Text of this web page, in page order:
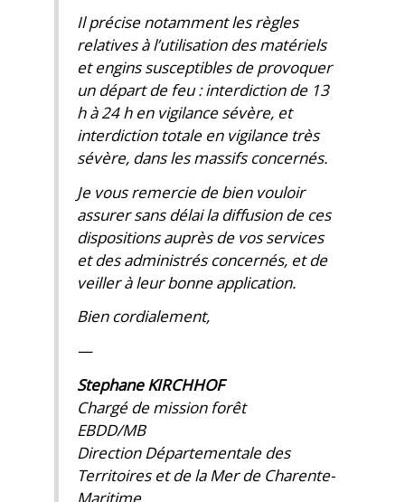
Il précise notamment les règles
relatives à l’utilisation des matériels
et engins susceptibles de provoquer
un départ de feu : interdiction de 13
h à 24 h en vigilance sévère, et
interdiction totale en vigilance très
sévère, dans les massifs concernés.
Je vous remercie de bien vouloir
assurer sans délai la diffusion de ces
dispositions auprès de vos services
et des administrés concernés, et de
veiller à leur bonne application.
Bien cordialement,
—
Stephane KIRCHHOF
Chargé de mission forêt
EBDD/MB
Direction Départementale des
Territoires et de la Mer de Charente-